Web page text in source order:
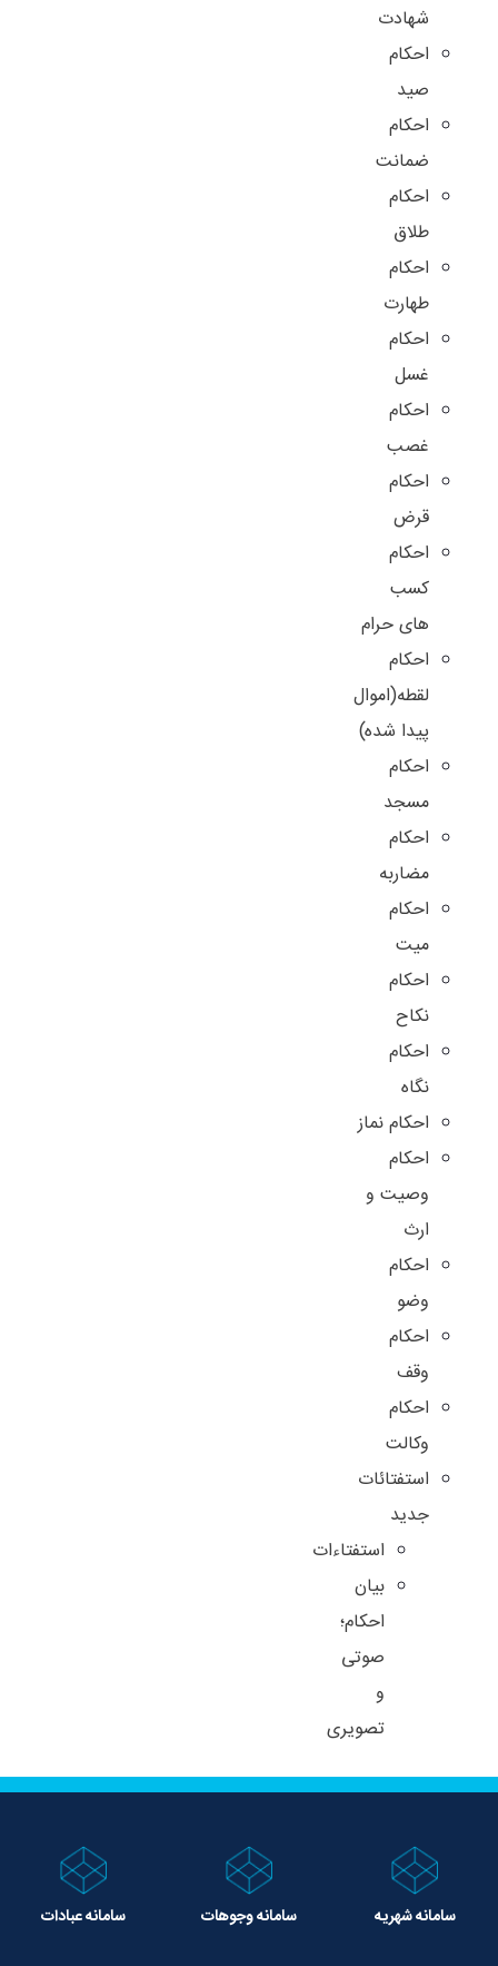
شهادت
احکام
صید
احکام
ضمانت
احکام
طلاق
احکام
طهارت
احکام
غسل
احکام
غصب
احکام
قرض
احکام
کسب
های حرام
احکام
لقطه(اموال
پیدا شده)
احکام
مسجد
احکام
مضاربه
احکام
میت
احکام
نکاح
احکام
نگاه
احکام نماز
احکام
وصیت و
ارث
احکام
وضو
احکام
وقف
احکام
وکالت
استفتائات
جدید
استفتاءات
بیان
احکام؛
صوتی
و
تصویری
سامانه شهریه سامانه وجوهات سامانه عبادات